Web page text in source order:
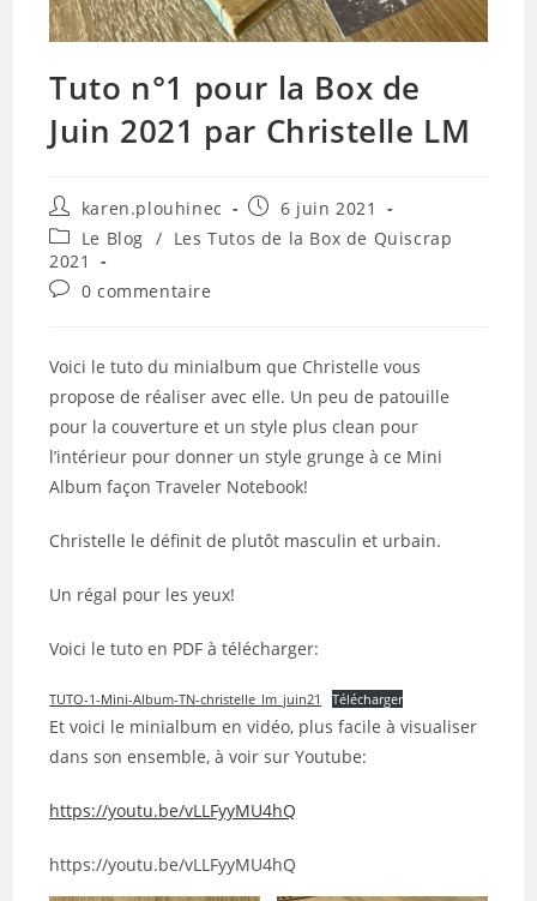
Tuto n°1 pour la Box de
Juin 2021 par Christelle LM
Auteur/autrice
de
la
publication :
karen.plouhinec
Publication
publiée :
6 juin 2021
Post
category:
Le Blog / Les Tutos de la Box de Quiscrap
2021
Commentaires
publication :
0 commentaire
Voici le tuto du minialbum que Christelle vous
propose de réaliser avec elle. Un peu de patouille
pour la couverture et un style plus clean pour
l’intérieur pour donner un style grunge à ce Mini
Album façon Traveler Notebook!
Christelle le définit de plutôt masculin et urbain.
Un régal pour les yeux!
Voici le tuto en PDF à télécharger:
TUTO-1-Mini-Album-TN-christelle_lm_juin21 Télécharger
Et voici le minialbum en vidéo, plus facile à visualiser
dans son ensemble, à voir sur Youtube:
https://youtu.be/vLLFyyMU4hQ
https://youtu.be/vLLFyyMU4hQ